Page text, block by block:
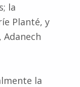
la
Planté, y
Adanech
la